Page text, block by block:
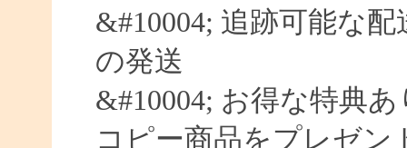
&#10004; 追跡可能な
の発送
&#10004; お得な特典
コピー商品をプレゼン